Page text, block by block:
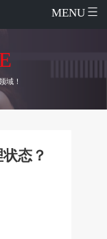
MENU
域！
态？